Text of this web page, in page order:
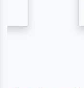
December 4,